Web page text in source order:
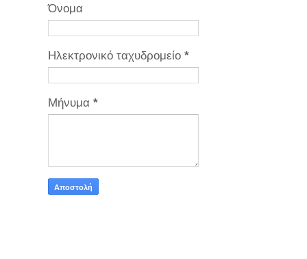
Όνομα
Ηλεκτρονικό ταχυδρομείο *
Μήνυμα *